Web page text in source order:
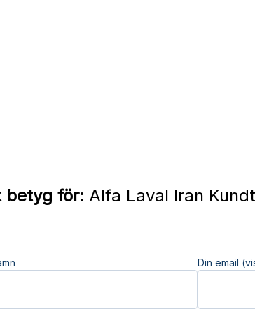
betyg för: Alfa Laval Iran
Din email